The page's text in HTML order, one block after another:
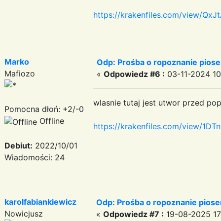
https://krakenfiles.com/view/
Marko
Mafiozo
Pomocna dłoń: +2/-0
Offline
Debiut: 2022/10/01
Wiadomości: 24
Odp: Prośba o ropoznanie
« Odpowiedz #6 : 03-11-2024
wlasnie tutaj jest utwor przed
https://krakenfiles.com/view/
karolfabiankiewicz
Nowicjusz
Odp: Prośba o ropoznanie
« Odpowiedz #7 : 19-08-2025